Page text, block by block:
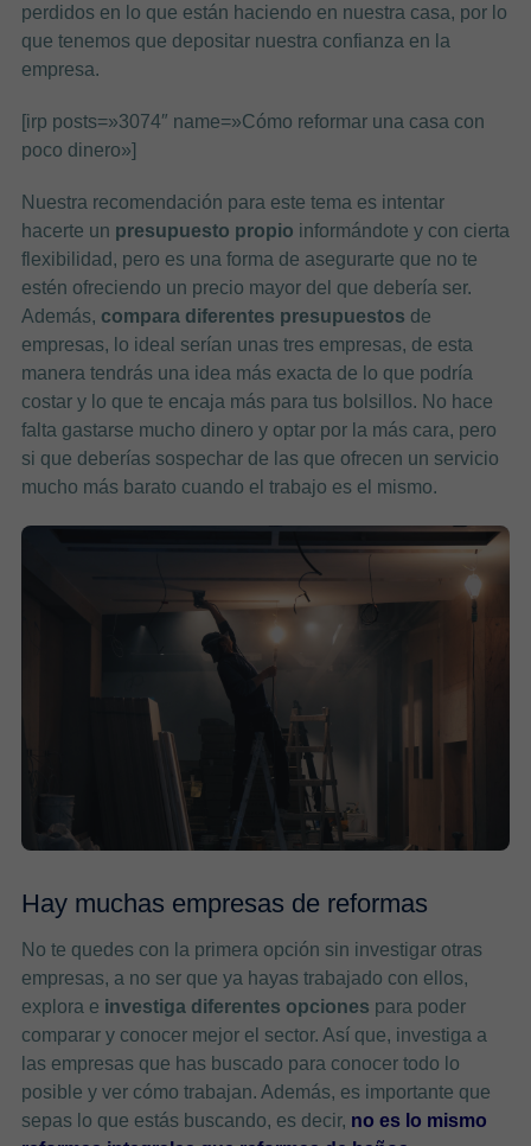
perdidos en lo que están haciendo en nuestra casa, por lo
que tenemos que depositar nuestra confianza en la
empresa.
[irp posts=»3074″ name=»Cómo reformar una casa con
poco dinero»]
Nuestra recomendación para este tema es intentar
hacerte un presupuesto propio informándote y con cierta
flexibilidad, pero es una forma de asegurarte que no te
estén ofreciendo un precio mayor del que debería ser.
Además, compara diferentes presupuestos de
empresas, lo ideal serían unas tres empresas, de esta
manera tendrás una idea más exacta de lo que podría
costar y lo que te encaja más para tus bolsillos. No hace
falta gastarse mucho dinero y optar por la más cara, pero
si que deberías sospechar de las que ofrecen un servicio
mucho más barato cuando el trabajo es el mismo.
Hay muchas empresas de reformas
No te quedes con la primera opción sin investigar otras
empresas, a no ser que ya hayas trabajado con ellos,
explora e investiga diferentes opciones para poder
comparar y conocer mejor el sector. Así que, investiga a
las empresas que has buscado para conocer todo lo
posible y ver cómo trabajan. Además, es importante que
sepas lo que estás buscando, es decir, no es lo mismo